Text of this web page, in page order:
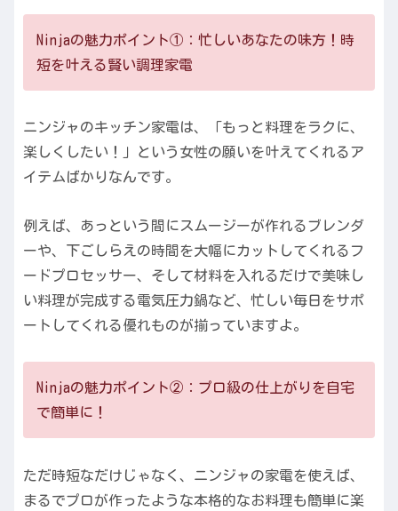
Ninjaの魅力ポイント①：忙しいあなたの味方！時
短を叶える賢い調理家電
ニンジャのキッチン家電は、「もっと料理をラクに、
楽しくしたい！」という女性の願いを叶えてくれるア
イテムばかりなんです。
例えば、あっという間にスムージーが作れるブレンダ
ーや、下ごしらえの時間を大幅にカットしてくれるフ
ードプロセッサー、そして材料を入れるだけで美味し
い料理が完成する電気圧力鍋など、忙しい毎日をサポ
ートしてくれる優れものが揃っていますよ。
Ninjaの魅力ポイント②：プロ級の仕上がりを自宅
で簡単に！
ただ時短なだけじゃなく、ニンジャの家電を使えば、
まるでプロが作ったような本格的なお料理も簡単に楽